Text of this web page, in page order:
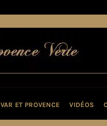
VAR ET PROVENCE VIDÉOS